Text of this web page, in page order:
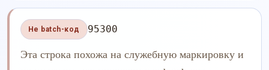
Не batch-код 95300
Эта строка похожа на служебную маркировку и